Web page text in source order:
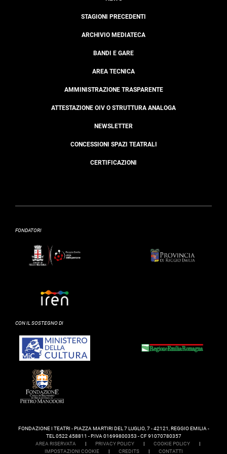
STAGIONI PRECEDENTI
ARCHIVIO MEDIATECA
BANDI E GARE
AREA TECNICA
AMMINISTRAZIONE TRASPARENTE
ATTESTAZIONE OIV O STRUTTURA ANALOGA
NEWSLETTER
CONCESSIONI SPAZI TEATRALI
CERTIFICAZIONI
FONDATORI
CON IL SOSTEGNO DI
FONDAZIONE I TEATRI - PIAZZA MARTIRI DEL 7 LUGLIO, 7 - 42121, REGGIO EMILIA -
TEL 0522 458811 - P.IVA 01699800353 - CF 91070780357
AREA RISERVATA
| PRIVACY POLICY | COOKIE POLICY
|
IMPOSTAZIONI COOKIE
| CREDITS | CONTATTI